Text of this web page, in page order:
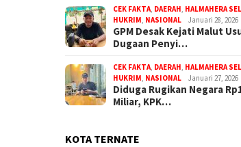
CEK FAKTA, DAERAH, HALMAHERA
HUKRIM, NASIONAL Januari 28, 2026
GPM Desak Kejati Malut
Dugaan Penyi…
CEK FAKTA, DAERAH, HALMAHERA
HUKRIM, NASIONAL Januari 27, 2026
Diduga Rugikan Negara
Miliar, KPK…
KOTA TERNATE